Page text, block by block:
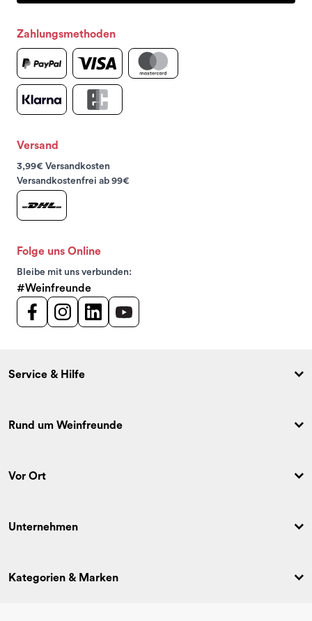
Zahlungsmethoden
Versand
3,99€ Versandkosten
Versandkostenfrei ab 99€
Folge uns Online
Bleibe mit uns verbunden:
#Weinfreunde
Service & Hilfe
Rund um Weinfreunde
Vor Ort
Unternehmen
Kategorien & Marken